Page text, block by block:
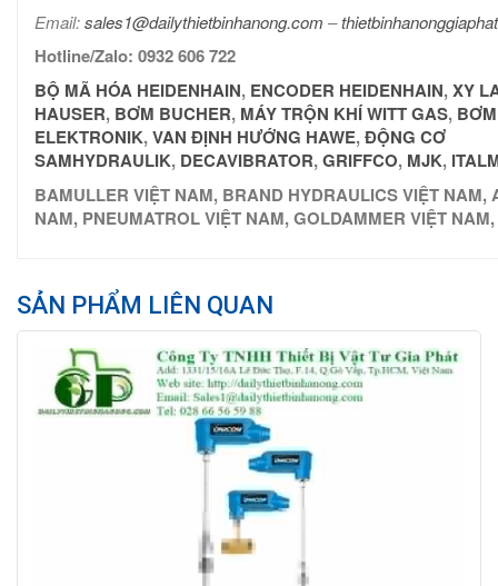
Email:sales1@dailythietbinhanong.com –
Hotline/Zalo: 0932 606 722
BỘ MÃ HÓA HEIDENHAIN, ENCODER HEIDENHAIN,XY
HAUSER, BƠM BUCHER, MÁY TRỘN KHÍ WITT GAS,
ELEKTRONIK,VAN ĐỊNH HƯỚNG HAWE,ĐỘNG CƠ
SAMHYDRAULIK, DECAVIBRATOR,GRIFFCO, MJK,
BAMULLER VIỆT NAM, BRAND HYDRAULICS VIỆT NAM,
NAM, PNEUMATROL VIỆT NAM, GOLDAMMER VIỆT
SẢN PHẨM LIÊN QUAN